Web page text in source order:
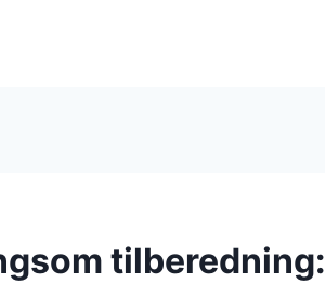
tilberedning: